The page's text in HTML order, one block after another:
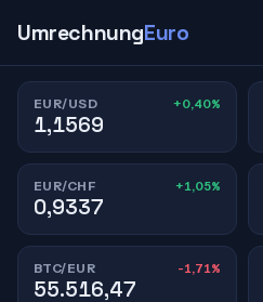
UmrechnungEuro
EUR/USD +0,40%
1,1569
EUR/CHF +1,05%
0,9337
BTC/EUR -1,71%
55.516,47